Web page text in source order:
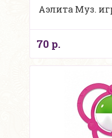
Аэлита Муз.
70 р.